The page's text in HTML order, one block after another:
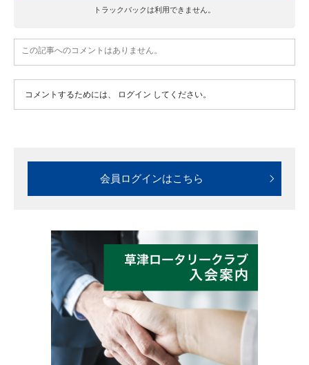
トラックバックは利用できません。
この記事へのコメントはありません。
コメントするためには、 ログイン してください。
会員ログインはこちら